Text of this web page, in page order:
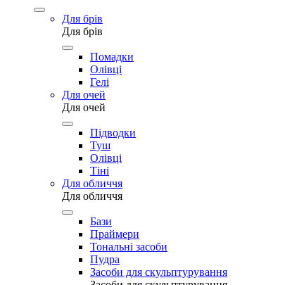
Для брів
Для брів
Помадки
Олівці
Гелі
Для очей
Для очей
Підводки
Туш
Олівці
Тіні
Для обличчя
Для обличчя
Бази
Праймери
Тональні засоби
Пудра
Засоби для скульптурування